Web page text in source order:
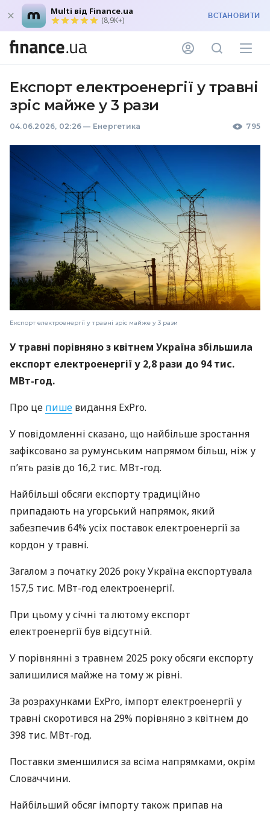
Multi від Finance.ua
(8,9K+) ВСТАНОВИТИ
Експорт електроенергії у травні
зріс майже у 3 рази
04.06.2026, 02:26 — Енергетика 795
Експорт електроенергії у травні зріс майже у 3 рази
У травні порівняно з квітнем Україна збільшила
експорт електроенергії у 2,8 рази до 94 тис.
МВт-год.
Про це пише видання ExPro.
У повідомленні сказано, що найбільше зростання
зафіксовано за румунським напрямом більш, ніж у
п’ять разів до 16,2 тис. МВт-год.
Найбільші обсяги експорту традиційно
припадають на угорський напрямок, який
забезпечив 64% усіх поставок електроенергії за
кордон у травні.
Загалом з початку 2026 року Україна експортувала
157,5 тис. МВт-год електроенергії.
При цьому у січні та лютому експорт
електроенергії був відсутній.
У порівнянні з травнем 2025 року обсяги експорту
залишилися майже на тому ж рівні.
За розрахунками ExPro, імпорт електроенергії у
травні скоротився на 29% порівняно з квітнем до
398 тис. МВт-год.
Поставки зменшилися за всіма напрямками, окрім
Словаччини.
Найбільший обсяг імпорту також припав на